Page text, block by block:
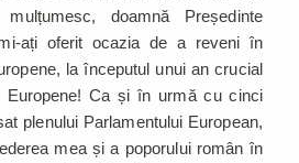
doamnă Președinte
ați oferit ocazia de a reveni în
la începutul unui an crucial
Europene! Ca și în urmă cu cinci
plenului Parlamentului European,
mea și a poporului român în